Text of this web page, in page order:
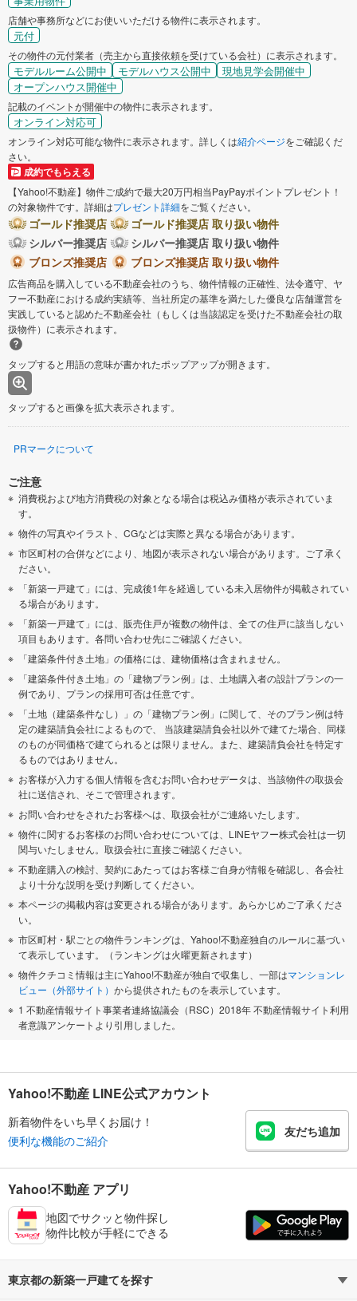
店舗や事務所などにお使いいただける物件に表示されます。
元付
その物件の元付業者（売主から直接依頼を受けている会社）に表示されます。
モデルルーム公開中 モデルハウス公開中
現地見学会開催中
オープンハウス開催中
記載のイベントが開催中の物件に表示されます。
オンライン対応可
オンライン対応可能な物件に表示されます。詳しくは紹介ページをご確認くだ
さい。
成約でもらえる
【Yahoo!不動産】物件ご成約で最大20万円相当PayPayポイントプレゼント！
の対象物件です。詳細はプレゼント詳細をご覧ください。
ゴールド推奨店
ゴールド推奨店 取り扱い物件
シルバー推奨店
シルバー推奨店 取り扱い物件
ブロンズ推奨店
ブロンズ推奨店 取り扱い物件
広告商品を購入している不動産会社のうち、物件情報の正確性、法令遵守、ヤ
フー不動産における成約実績等、当社所定の基準を満たした優良な店舗運営を
実践していると認めた不動産会社（もしくは当該認定を受けた不動産会社の取
扱物件）に表示されます。
タップすると用語の意味が書かれたポップアップが開きます。
タップすると画像を拡大表示されます。
PRマークについて
ご注意
消費税および地方消費税の対象となる場合は税込み価格が表示されていま
す。
物件の写真やイラスト、CGなどは実際と異なる場合があります。
市区町村の合併などにより、地図が表示されない場合があります。ご了承く
ださい。
「新築一戸建て」には、完成後1年を経過している未入居物件が掲載されてい
る場合があります。
「新築一戸建て」には、販売住戸が複数の物件は、全ての住戸に該当しない
項目もあります。各問い合わせ先にご確認ください。
「建築条件付き土地」の価格には、建物価格は含まれません。
「建築条件付き土地」の「建物プラン例」は、土地購入者の設計プランの一
例であり、プランの採用可否は任意です。
「土地（建築条件なし）」の「建物プラン例」に関して、そのプラン例は特
定の建築請負会社によるもので、 当該建築請負会社以外で建てた場合、同様
のものが同価格で建てられるとは限りません。また、建築請負会社を特定す
るものではありません。
お客様が入力する個人情報を含むお問い合わせデータは、当該物件の取扱会
社に送信され、そこで管理されます。
お問い合わせをされたお客様へは、取扱会社がご連絡いたします。
物件に関するお客様のお問い合わせについては、LINEヤフー株式会社は一切
関与いたしません。取扱会社に直接ご確認ください。
不動産購入の検討、契約にあたってはお客様ご自身が情報を確認し、各会社
より十分な説明を受け判断してください。
本ページの掲載内容は変更される場合があります。あらかじめご了承くださ
い。
市区町村・駅ごとの物件ランキングは、Yahoo!不動産独自のルールに基づい
て表示しています。（ランキングは火曜更新されます）
物件クチコミ情報は主にYahoo!不動産が独自で収集し、一部はマンションレ
ビュー（外部サイト） から提供されたものを表示しています。
1 不動産情報サイト事業者連絡協議会（RSC）2018年 不動産情報サイト利用
者意識アンケートより引用しました。
Yahoo!不動産 LINE公式アカウント
新着物件をいち早くお届け！
便利な機能のご紹介
友だち追加
Yahoo!不動産 アプリ
地図でサクッと物件探し
物件比較が手軽にできる
東京都の新築一戸建てを探す